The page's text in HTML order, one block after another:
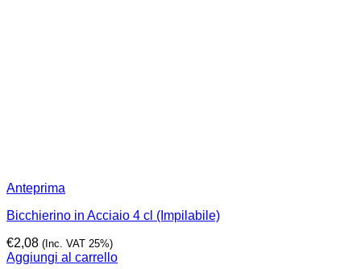
Anteprima
Bicchierino in Acciaio 4 cl (Impilabile)
€2,08 (Inc. VAT 25%)
Aggiungi al carrello